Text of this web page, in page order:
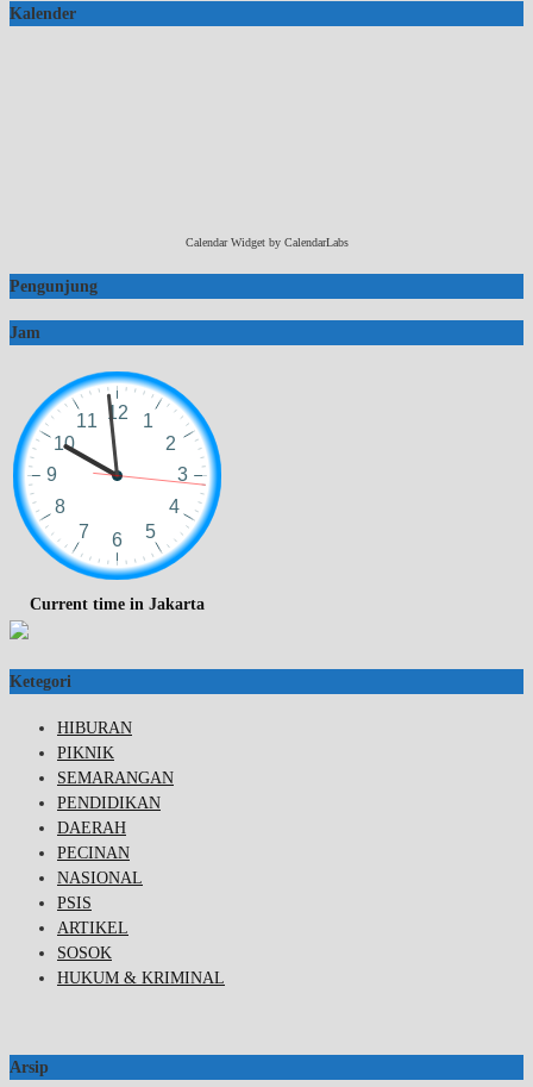
Kalender
Calendar Widget by CalendarLabs
Pengunjung
Jam
Current time in Jakarta
Ketegori
HIBURAN
PIKNIK
SEMARANGAN
PENDIDIKAN
DAERAH
PECINAN
NASIONAL
PSIS
ARTIKEL
SOSOK
HUKUM & KRIMINAL
Arsip